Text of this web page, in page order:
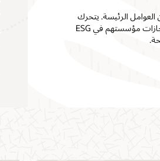
العوامل الرئيسة. يتحرك
المديرون الماليون لأخذ زمام المبادرة في مبادرات ESG، ليس لمشاركة إنجازات مؤسستهم في ESG